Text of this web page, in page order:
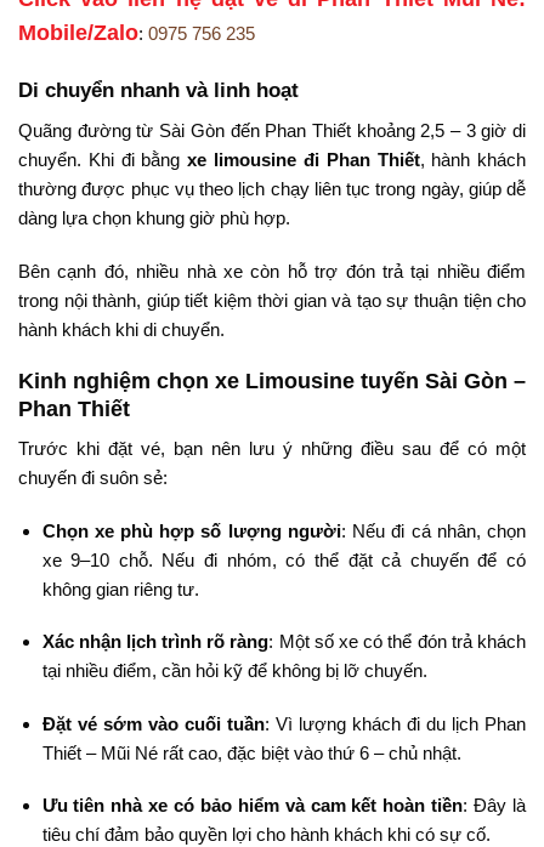
Mobile/Zalo: 0975 756 235
Di chuyển nhanh và linh hoạt
Quãng đườngtừ Sài Gòn đến Phan Thiết khoảng 2,5 – 3giờdi
chuyển. Khi đi bằngxe limousine đi Phan Thiết, hành khách
thườngđược phục vụ theo lịch chạy liên tụctrong ngày, giúp dễ
dàng lựa chọn khung giờ phù hợp.
Bêncạnh đó, nhiều nhà xecòn hỗtrợ đón trảtại nhiềuđiểm
trong nộithành, giúptiết kiệmthời gianvà tạosựthuận tiệncho
hành khách khi di chuyển.
Kinh nghiệm chọn xe Limousine tuyến Sài Gòn –
Phan Thiết
Trước khi đặt vé, bạn nên lưu ý những điều sau để có một
chuyến đi suôn sẻ:
Chọn xe phù hợp số lượng người: Nếu đi cá nhân, chọn
xe 9–10 chỗ. Nếu đi nhóm, có thể đặt cả chuyến để có
không gian riêng tư.
Xác nhận lịch trình rõ ràng: Một số xe có thể đón trả khách
tại nhiều điểm, cần hỏi kỹ để không bị lỡ chuyến.
Đặt vé sớm vào cuối tuần: Vì lượng khách đi du lịch Phan
Thiết – Mũi Né rất cao, đặc biệt vào thứ 6 – chủ nhật.
Ưu tiên nhà xe có bảo hiểm và cam kết hoàn tiền: Đây là
tiêu chí đảm bảo quyền lợi cho hành khách khi có sự cố.